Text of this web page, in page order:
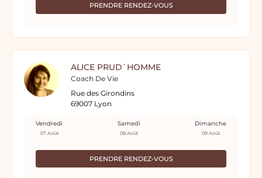
PRENDRE RENDEZ-VOUS
ALICE PRUD`HOMME
Coach De Vie
Rue des Girondins
69007 Lyon
PRENDRE RENDEZ-VOUS
Vendredi
07 Août
Samedi
08 Août
Dimanche
09 Août